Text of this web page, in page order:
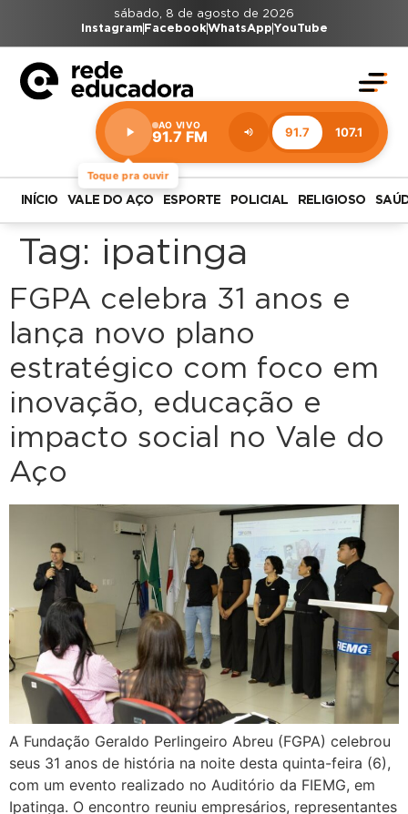
sábado, 8 de agosto de 2026
Instagram FacebookWhatsAppYouTube
Toque pra ouvir
AO VIVO
91.7 FM 91.7 107.1
Estação:
91.7
FM
INÍCIO VALE DO AÇO ESPORTE POLICIAL RELIGIOSO
Tag: ipatinga
FGPA celebra 31 anos e
lança novo plano
estratégico com foco em
inovação, educação e
impacto social no Vale do
Aço
A Fundação Geraldo Perlingeiro Abreu (FGPA) celebrou
seus 31 anos de história na noite desta quinta-feira (6),
com um evento realizado no Auditório da FIEMG, em
Ipatinga. O encontro reuniu empresários, representantes